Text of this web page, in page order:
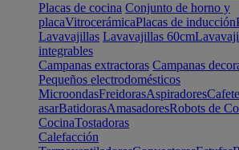
Placas de cocina Conjunto de horno y
placaVitrocerámicaPlacas de inducción
Lavavajillas Lavavajillas 60cm
integrables
Campanas extractoras Campanas
Pequeños electrodomésticos
MicroondasFreidorasAspiradores
asarBatidorasAmasadoresRobots de
CocinaTostadoras
Calefacción